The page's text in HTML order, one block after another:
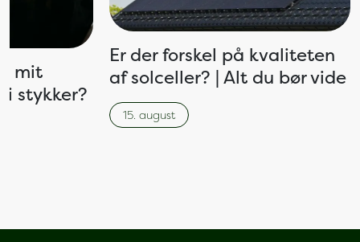
mit
stykker?
Er der forskel på kvaliteten
af solceller? | Alt du bør vide
15. august